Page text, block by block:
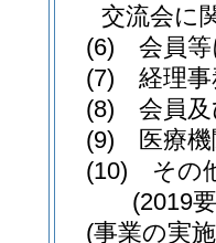
交流会に
(6)
会員
(7)
経理
(8)
会員
(9)
医療
(10)
その
(2019
(事業の実